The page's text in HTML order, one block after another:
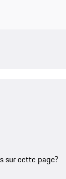
sur cette page?